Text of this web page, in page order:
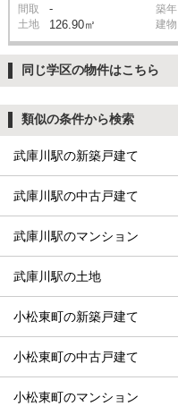
間取 - 築年
土地 126.90㎡ 建物
同じ学区の物件はこちら
類似の条件から検索
武庫川駅の新築戸建て
武庫川駅の中古戸建て
武庫川駅のマンション
武庫川駅の土地
小松東町の新築戸建て
小松東町の中古戸建て
小松東町のマンション